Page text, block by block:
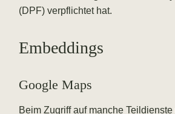
(DPF) verpflichtet hat.
Embeddings
Google Maps
Beim Zugriff auf manche